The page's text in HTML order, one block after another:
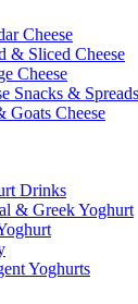
Cheese
& Sliced Cheese
Cheese
Snacks & Spreads
Goats Cheese
Drinks
& Greek Yoghurt
Yoghurts